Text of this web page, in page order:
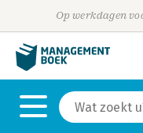
Op werkdagen